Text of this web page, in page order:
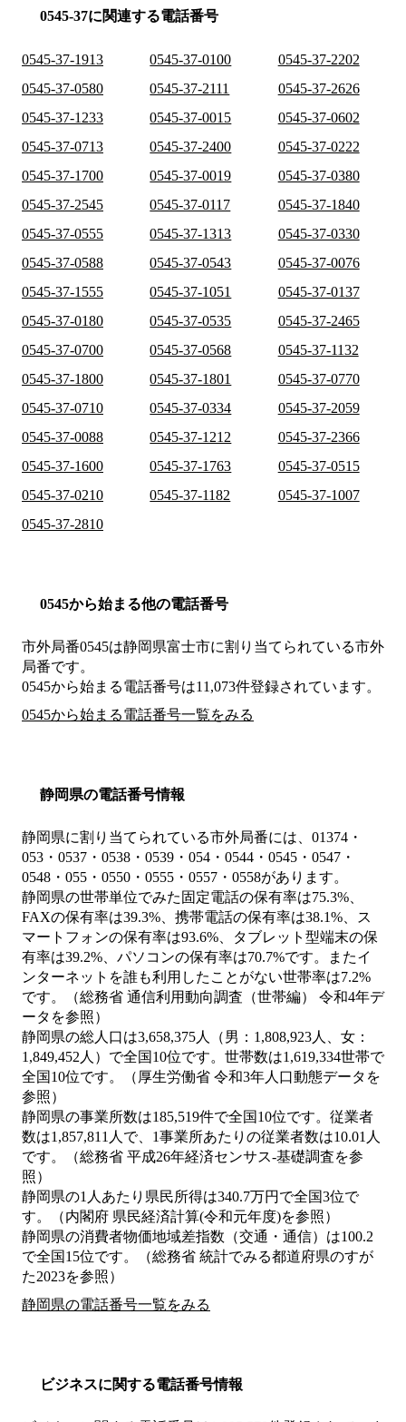
0545-37に関連する電話番号
0545-37-1913 0545-37-0100
0545-37-2202
0545-37-0580
0545-37-2111
0545-37-2626
0545-37-1233
0545-37-0015
0545-37-0602
0545-37-0713
0545-37-2400
0545-37-0222
0545-37-1700
0545-37-0019
0545-37-0380
0545-37-2545
0545-37-0117
0545-37-1840
0545-37-0555
0545-37-1313
0545-37-0330
0545-37-0588
0545-37-0543
0545-37-0076
0545-37-1555
0545-37-1051
0545-37-0137
0545-37-0180
0545-37-0535
0545-37-2465
0545-37-0700
0545-37-0568
0545-37-1132
0545-37-1800
0545-37-1801
0545-37-0770
0545-37-0710
0545-37-0334
0545-37-2059
0545-37-0088
0545-37-1212
0545-37-2366
0545-37-1600
0545-37-1763
0545-37-0515
0545-37-0210
0545-37-1182
0545-37-1007
0545-37-2810
0545から始まる他の電話番号
市外局番0545は静岡県富士市に割り当てられている市外
局番です。
0545から始まる電話番号は11,073件登録されています。
0545から始まる電話番号一覧をみる
静岡県の電話番号情報
静岡県に割り当てられている市外局番には、01374・
053・0537・0538・0539・054・0544・0545・0547・
0548・055・0550・0555・0557・0558があります。
静岡県の世帯単位でみた固定電話の保有率は75.3%、
FAXの保有率は39.3%、携帯電話の保有率は38.1%、ス
マートフォンの保有率は93.6%、タブレット型端末の保
有率は39.2%、パソコンの保有率は70.7%です。またイ
ンターネットを誰も利用したことがない世帯率は7.2%
です。（総務省 通信利用動向調査（世帯編） 令和4年デ
ータを参照）
静岡県の総人口は3,658,375人（男：1,808,923人、女：
1,849,452人）で全国10位です。世帯数は1,619,334世帯で
全国10位です。（厚生労働省 令和3年人口動態データを
参照）
静岡県の事業所数は185,519件で全国10位です。従業者
数は1,857,811人で、1事業所あたりの従業者数は10.01人
です。（総務省 平成26年経済センサス‐基礎調査を参
照）
静岡県の1人あたり県民所得は340.7万円で全国3位で
す。（内閣府 県民経済計算(令和元年度)を参照）
静岡県の消費者物価地域差指数（交通・通信）は100.2
で全国15位です。（総務省 統計でみる都道府県のすが
た2023を参照）
静岡県の電話番号一覧をみる
ビジネスに関する電話番号情報